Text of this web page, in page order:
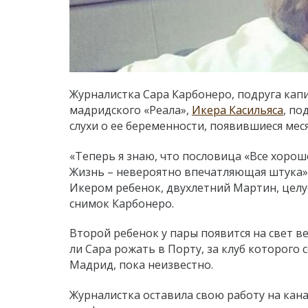
Журналистка Сара Карбонеро, подруга
мадридского «Реала», Икера Касильяса,
слухи о ее беременности, появившиеся
«Теперь я знаю, что пословица «Все
Жизнь – невероятно впечатляющая
Икером ребенок, двухлетний Мартин,
снимок Карбонеро.
Второй ребенок у пары появится на свет
ли Сара рожать в Порту, за клуб которого
Мадрид, пока неизвестно.
Журналистка оставила свою работу на